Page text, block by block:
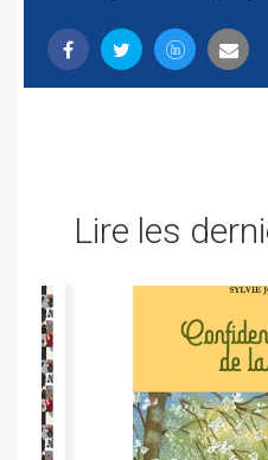
Lire les